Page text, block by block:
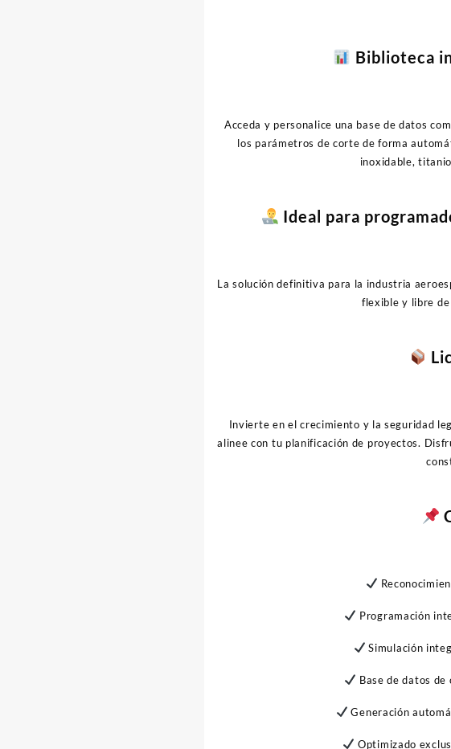
Biblioteca
Acceda y personalice una base de datos
los parámetros de corte de forma
inoxidable,
Ideal para
La solución definitiva para la industria
flexible y libre
Invierte en el crecimiento y la seguridad
alinee con tu planificación de proyectos.
Programación
Simulación
Base de datos
Generación
Optimizado